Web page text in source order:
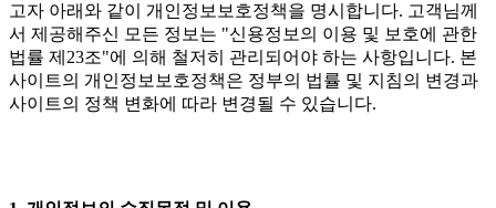
고자 아래와 같이 개인정보보호정책을 명시합니다. 고객님께
서 제공해주신 모든 정보는 "신용정보의 이용 및 보호에 관한
법률 제23조"에 의해 철저히 관리되어야 하는 사항입니다. 본
사이트의 개인정보보호정책은 정부의 법률 및 지침의 변경과
사이트의 정책 변화에 따라 변경될 수 있습니다.